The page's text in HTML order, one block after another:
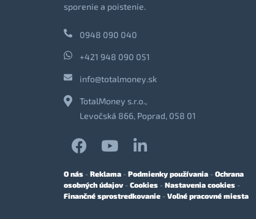
sporenie a poistenie.
0948 090 040
+421 948 090 051
info@totalmoney.sk
TotalMoney s.r.o.,
Levočská 866, Poprad, 058 01
O nás - Reklama - Podmienky používania - Ochrana
osobných údajov - Cookies - Nastavenia cookies -
Finančné sprostredkovanie - Voľné pracovné miesta